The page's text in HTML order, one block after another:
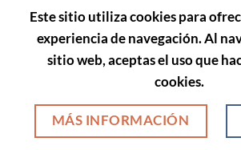
AVISO LEGAL
POLÍTICA DE
POLÍTICA DE
Adaptado por
Este sitio utiliza cookies para
experiencia de navegación. Al
sitio web, aceptas el uso que
cookies.
MÁS INFORMACIÓN